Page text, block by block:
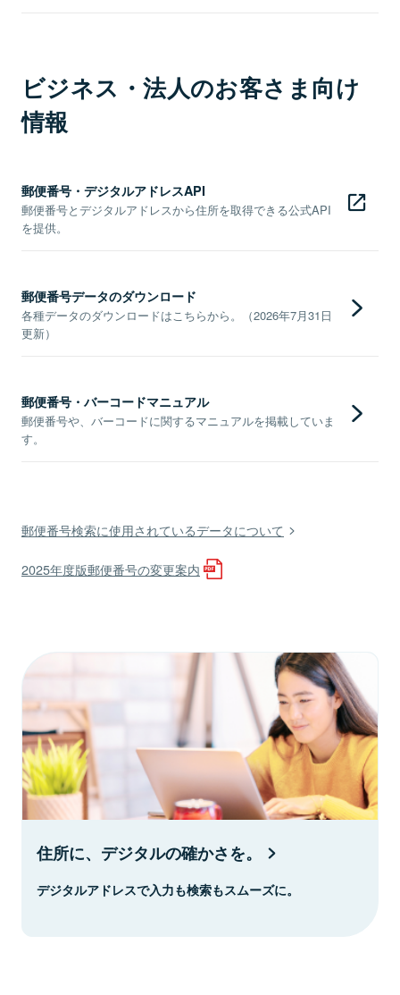
ビジネス・法人のお客さま向け
情報
郵便番号・デジタルアドレスAPI
郵便番号とデジタルアドレスから住所を取得できる公式API
を提供。
郵便番号データのダウンロード
各種データのダウンロードはこちらから。（2026年7月31日
更新）
郵便番号・バーコードマニュアル
郵便番号や、バーコードに関するマニュアルを掲載していま
す。
郵便番号検索に使用されているデータについて
2025年度版郵便番号の変更案内
住所に、デジタルの確かさを。
デジタルアドレスで入力も検索もスムーズに。